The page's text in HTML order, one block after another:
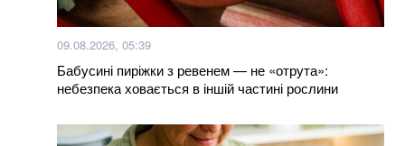
09.08.2026, 05:39
Бабусині пиріжки з ревенем — не «отрута»:
небезпека ховається в іншій частині рослини